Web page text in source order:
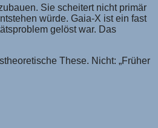
Sie scheitert nicht primär
würde. Gaia-X ist ein fast
gelöst war. Das
These. Nicht: „Früher